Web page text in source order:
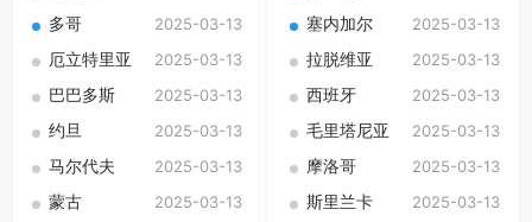
多哥 2025-03-13 塞内加尔 2025-03-13
厄立特里亚 2025-03-13 拉脱维亚 2025-03-13
巴巴多斯 2025-03-13 西班牙 2025-03-13
约旦 2025-03-13 毛里塔尼亚 2025-03-13
马尔代夫 2025-03-13 摩洛哥 2025-03-13
蒙古 2025-03-13 斯里兰卡 2025-03-13